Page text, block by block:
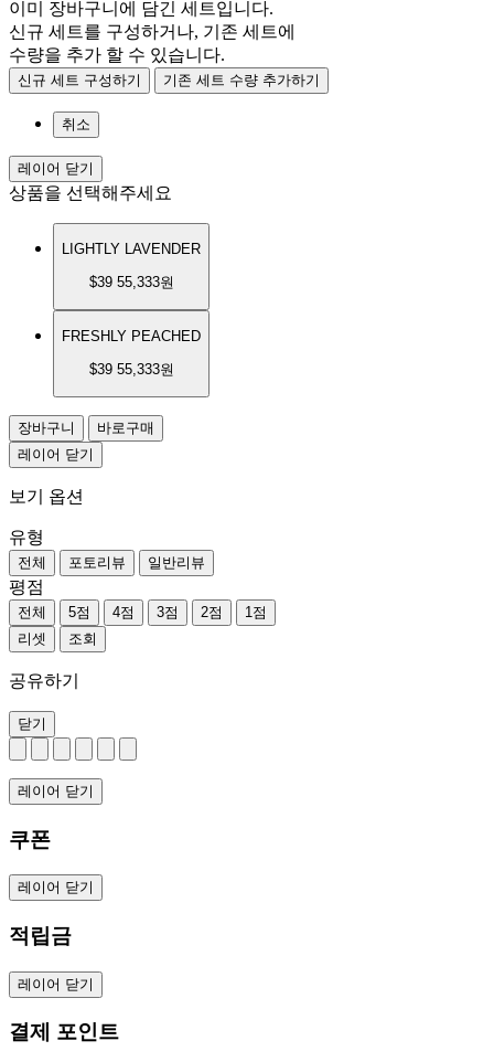
이미 장바구니에 담긴 세트입니다.
신규 세트를 구성하거나, 기존 세트에
수량을 추가 할 수 있습니다.
신규 세트 구성하기 기존 세트 수량 추가하기
취소
레이어 닫기
상품을 선택해주세요
LIGHTLY LAVENDER
$39 55,333원
FRESHLY PEACHED
$39 55,333원
장바구니
바로구매
레이어 닫기
보기 옵션
유형
전체 포토리뷰 일반리뷰
평점
전체 5점 4점 3점 2점
1점
리셋
조회
공유하기
닫기
레이어 닫기
쿠폰
레이어 닫기
적립금
레이어 닫기
결제 포인트